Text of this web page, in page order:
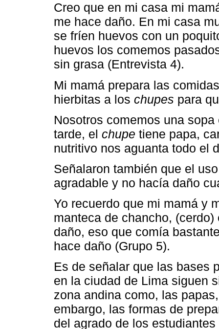
Creo que en mi casa mi
me hace daño. En mi casa
se fríen huevos con un
huevos los comemos
sin grasa (Entrevista 4).
Mi mamá prepara las
hierbitas a los chupes para
Nosotros comemos una
tarde, el chupe tiene papa,
nutritivo nos aguanta todo el
Señalaron también que el
agradable y no hacía daño
Yo recuerdo que mi mamá y
manteca de chancho,
daño, eso que comía
hace daño (Grupo 5).
Es de señalar que las bases
en la ciudad de Lima siguen
zona andina como, las
embargo, las formas de
del agrado de los